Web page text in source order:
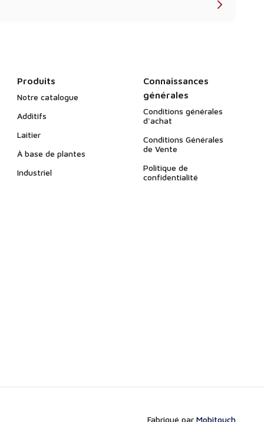
Produits
Notre catalogue
Additifs
Laitier
À base de plantes
Industriel
Connaissances
générales
Conditions générales
d'achat
Conditions Générales
de Vente
Politique de
confidentialité
Fabriqué par Mobitouch